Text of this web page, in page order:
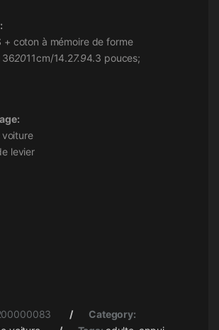
+ coton à mémoire de forme
362011cm/14.27.94.3 pouces;
voiture
levier
Category: